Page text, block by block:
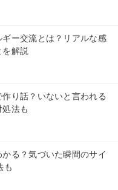
ー交流とは？リアルな感
を解説
り話？いないと言われる
法も
る？気づいた瞬間のサイ
も